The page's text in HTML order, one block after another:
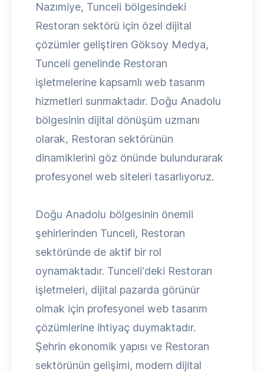
Nazımiye, Tunceli bölgesindeki
Restoran sektörü için özel dijital
çözümler geliştiren Göksoy Medya,
Tunceli genelinde Restoran
işletmelerine kapsamlı web tasarım
hizmetleri sunmaktadır. Doğu Anadolu
bölgesinin dijital dönüşüm uzmanı
olarak, Restoran sektörünün
dinamiklerini göz önünde bulundurarak
profesyonel web siteleri tasarlıyoruz.
Doğu Anadolu bölgesinin önemli
şehirlerinden Tunceli, Restoran
sektöründe de aktif bir rol
oynamaktadır. Tunceli'deki Restoran
işletmeleri, dijital pazarda görünür
olmak için profesyonel web tasarım
çözümlerine ihtiyaç duymaktadır.
Şehrin ekonomik yapısı ve Restoran
sektörünün gelişimi, modern dijital